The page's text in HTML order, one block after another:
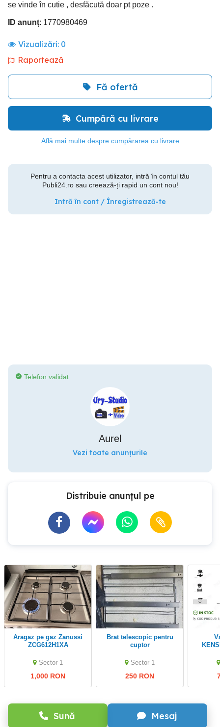
se vinde în cutie , desfăcută doar pt poze .
ID anunț: 1770980469
Vizualizări: 0
Raportează
Fă ofertă
Cumpără cu livrare
Află mai multe despre cumpărarea cu livrare
Pentru a contacta acest utilizator, intră în contul tău
Publi24.ro sau creează-ți rapid un cont nou!
Intră în cont / Înregistrează-te
Sună Mesaj
Telefon validat
Aurel
Vezi toate anunțurile
Distribuie anunțul pe
Aragaz pe gaz Zanussi
ZCG612H1XA
Sector 1
1,000 RON
Brat telescopic pentru
cuptor
Sector 1
250 RON
Vand gratar